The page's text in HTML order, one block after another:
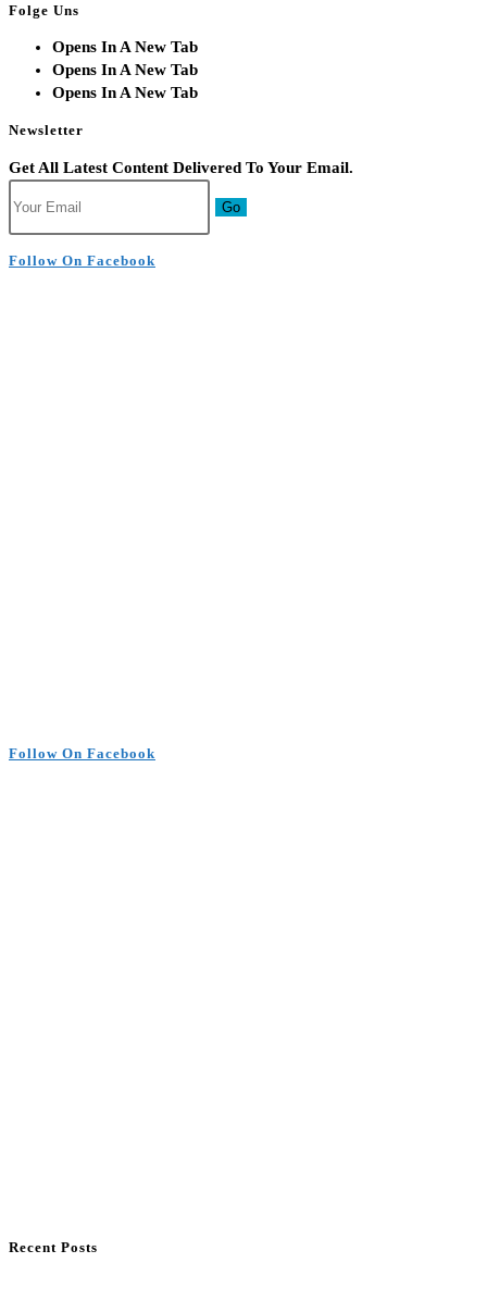
Folge Uns
Opens In A New Tab
Opens In A New Tab
Opens In A New Tab
Newsletter
Get All Latest Content Delivered To Your Email.
Go
Follow On Facebook
Follow On Facebook
Recent Posts